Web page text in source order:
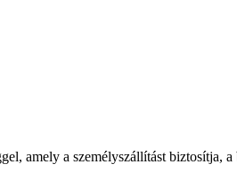
amely a személyszállítást biztosítja, a